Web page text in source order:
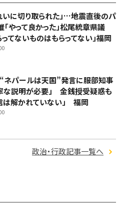
いに切り取られた」…地震直後のパ
「やって良かった」松尾統章県議
ってないものはもらってない」福岡
ネパールは天国”発言に服部知事
な説明が必要」 金銭授受疑惑も
は解かれていない」 福岡
政治・行政記事一覧へ